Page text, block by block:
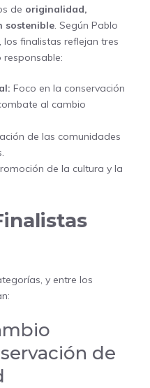
de originalidad,
sostenible. Según Pablo
finalistas reflejan tres
Foco en la conservación
al cambio
de las comunidades
de la cultura y la
y entre los
de